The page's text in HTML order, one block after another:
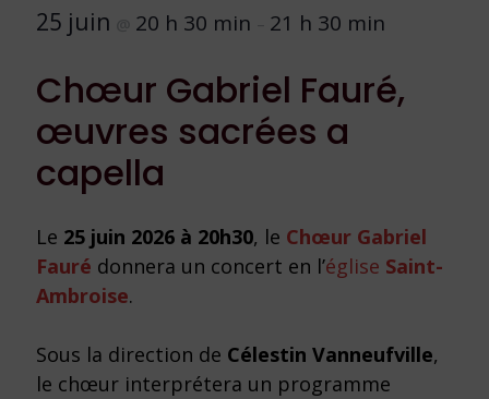
25 juin 20 h 30 min 21 h 30 min
Chœur Gabriel Fauré,
œuvres sacrées a
capella
Le 25 juin 2026 à 20h30, le Chœur Gabriel
Fauré donnera un concert en l’église Saint-
Ambroise.
Sous la direction de Célestin Vanneufville,
le chœur interprétera un programme